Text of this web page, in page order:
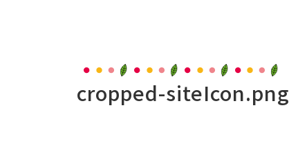
cropped-siteIcon.png